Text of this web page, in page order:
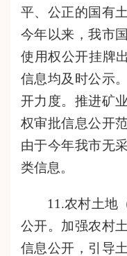
平、公正的国有
今年以来，我市
使用权公开挂牌
信息均及时公示。
开力度。推进矿
权审批信息公开
由于今年我市无
类信息。
11.农村土地
公开。加强农村
信息公开，引导